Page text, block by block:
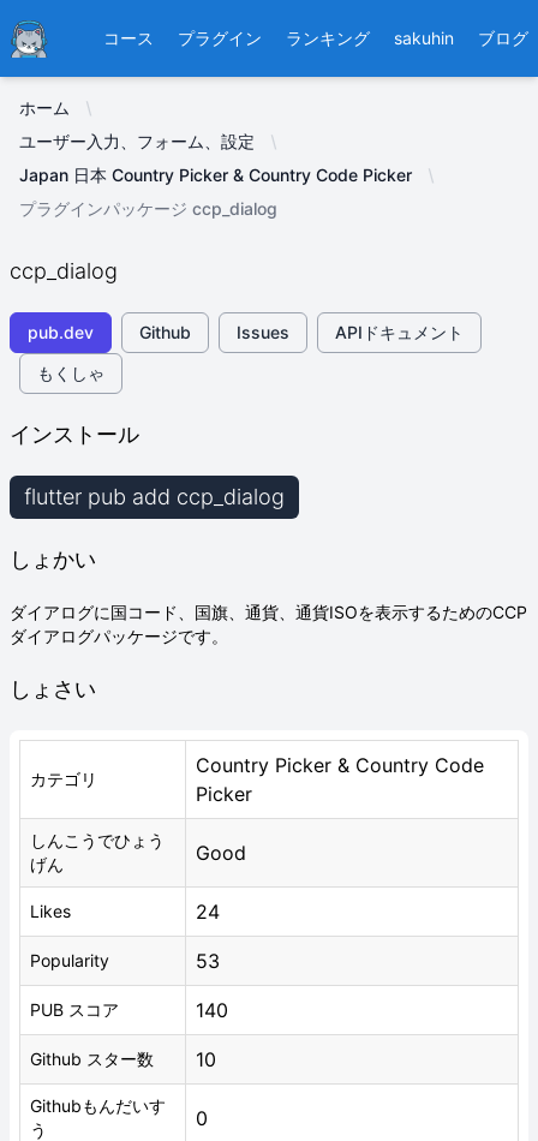
Ducafecat コース プラグイン ランキング sakuhin ブログ
ホーム
ユーザー入力、フォーム、設定
Japan 日本 Country Picker & Country Code Picker
プラグインパッケージ ccp_dialog
ccp_dialog
pub.dev Github Issues
APIドキュメント
もくしゃ
インストール
flutter pub add ccp_dialog
しょかい
ダイアログに国コード、国旗、通貨、通貨ISOを表示するためのCCP
ダイアログパッケージです。
しょさい
カテゴリ
Country Picker & Country Code
Picker
しんこうでひょう
げん
Good
Likes 24
Popularity 53
PUB スコア 140
Github スター数 10
Githubもんだいす
う
0